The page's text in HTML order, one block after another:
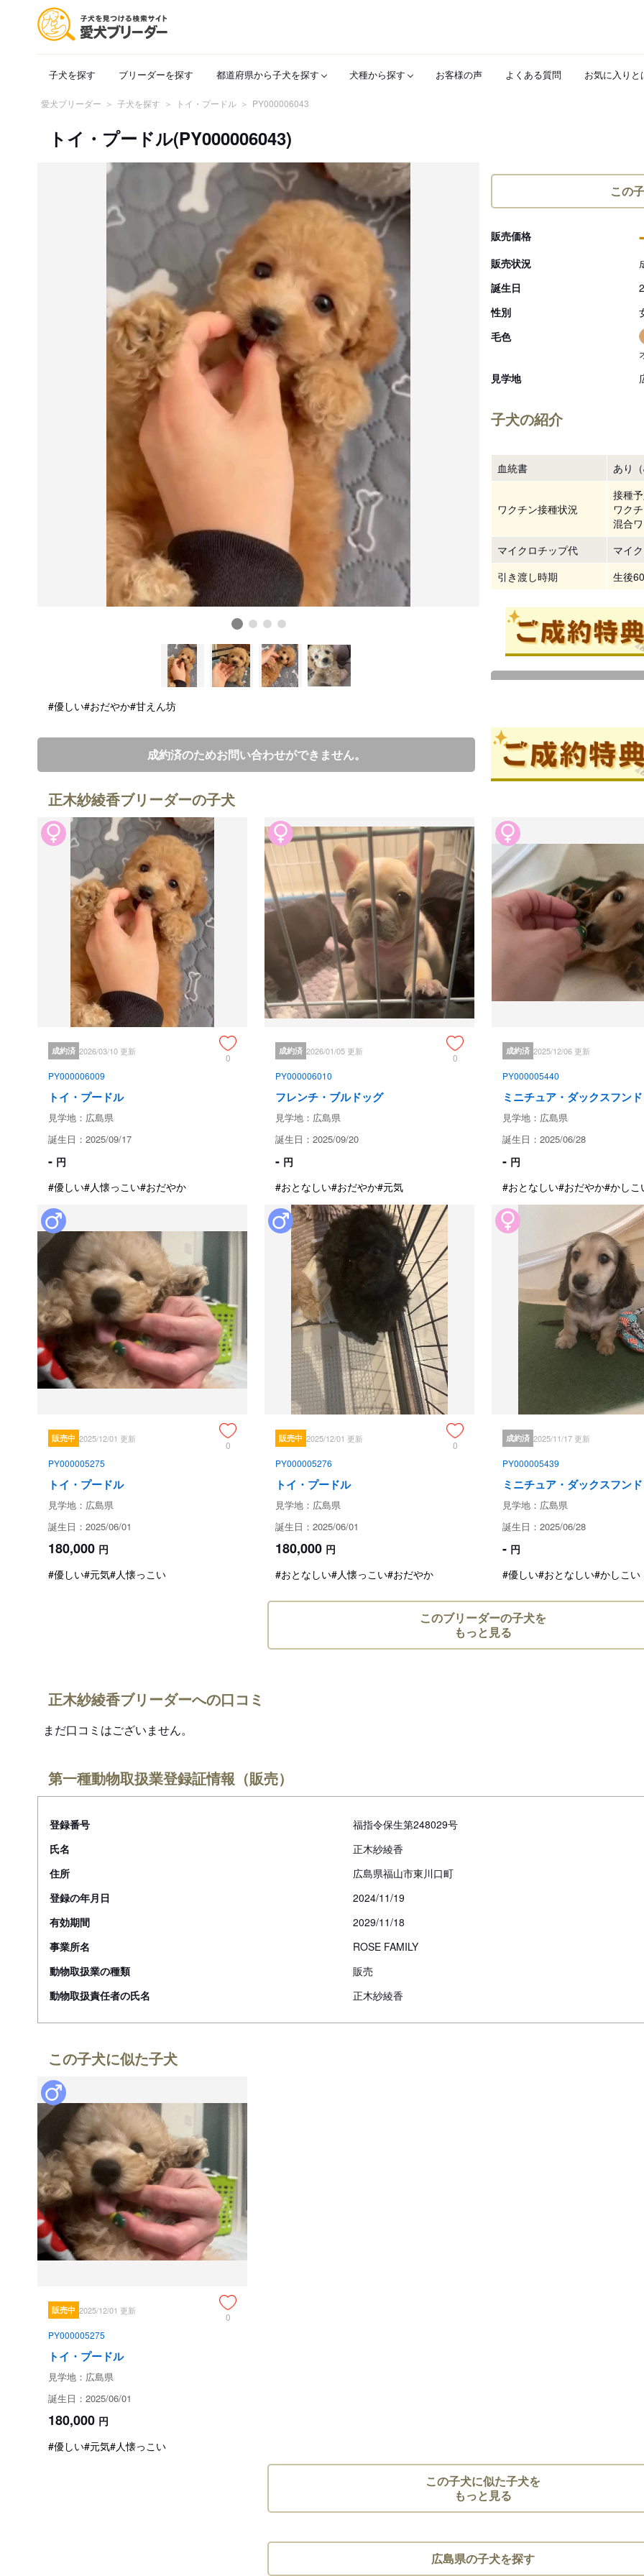
子犬を探す ブリーダーを探す 都道府県から子犬を探す 犬種から探す お客様の声 よくある質問 お気に入りと
愛犬ブリーダー 子犬を探す トイ・プードル PY000006043
トイ・プードル(PY000006043)
#優しい#おだやか#甘えん坊
この
販売価格
販売状況
誕生日
性別
毛色
見学地
子犬の紹介
血統書 あり（
ワクチン接種状況
接種
ワク
混合
マイクロチップ代
マイ
引き渡し時期
生後
ブリーダー情報
正木紗
ブリーダーからの紹介文
きれいな毛色の女の子😍
はじめましてこんにちはー😊⤴︎
ワクチン接種も健康診断もバッ
めちゃんこ可愛い我が家の女の
母犬　レッド　3kg
父犬　ブラック　2.5kg
兄妹仲良く、母犬の愛情やブル
ます😊
ぴこぴこ走ったり、ごろごろし
しっかり食事も自立して食べれ
とっても可愛い女の子です✨
お気軽にお問い合わせください❣️
成約済の
保証とサポート
生体保証内容
譲渡日15日以内に当該保証対象
供いたします。
譲渡日60日以内に当該保証対象
なお、獣医師にかかる前にまず
保証は代犬の提供を行なうもの
証終了後も一カ月間、保証に関
犬の評価金額及びその調査・回
す。
生命保証に関して、以下の場合は
・飼育者の重大な過失、故意に基
・伝染病予防ワクチンの接種を
・獣医師の治療を受けなかった場
見学、受け渡しについて
犬舎所在地
お支払い方法
成約済のためお問い合わせができません。
正木紗綾香ブリーダーの子犬
成約済 2026/03/10 更新
0
PY000006009
トイ・プードル
見学地：広島県
誕生日：2025/09/17
- 円
#優しい#人懐っこい#おだやか
成約済 2026/01/05 更新
0
PY000006010
フレンチ・ブルドッグ
見学地：広島県
誕生日：2025/09/20
- 円
#おとなしい#おだやか#元気
成約済 2025/12/06 更新
PY000005440
ミニチュア・ダックスフンド
見学地：広島県
誕生日：2025/06/28
- 円
#おとなしい#おだやか#かしこ
販売中 2025/12/01 更新
0
PY000005275
トイ・プードル
見学地：広島県
誕生日：2025/06/01
180,000 円
#優しい#元気#人懐っこい
販売中 2025/12/01 更新
0
PY000005276
トイ・プードル
見学地：広島県
誕生日：2025/06/01
180,000 円
#おとなしい#人懐っこい#おだやか
成約済 2025/11/17 更新
PY000005439
ミニチュア・ダックスフンド
見学地：広島県
誕生日：2025/06/28
- 円
#優しい#おとなしい#かしこい
このブリーダーの子犬を
もっと見る
正木紗綾香ブリーダーへの口コミ
まだ口コミはございません。
第一種動物取扱業登録証情報（販売）
登録番号
福指令保生第248029号
氏名
正木紗綾香
住所
広島県福山市東川口町
登録の年月日
2024/11/19
有効期間
2029/11/18
事業所名
ROSE FAMILY
動物取扱業の種類
販売
動物取扱責任者の氏名
正木紗綾香
この子犬に似た子犬
販売中 2025/12/01 更新
0
PY000005275
トイ・プードル
見学地：広島県
誕生日：2025/06/01
180,000 円
#優しい#元気#人懐っこい
この子犬に似た子犬を
もっと見る
広島県の子犬を探す